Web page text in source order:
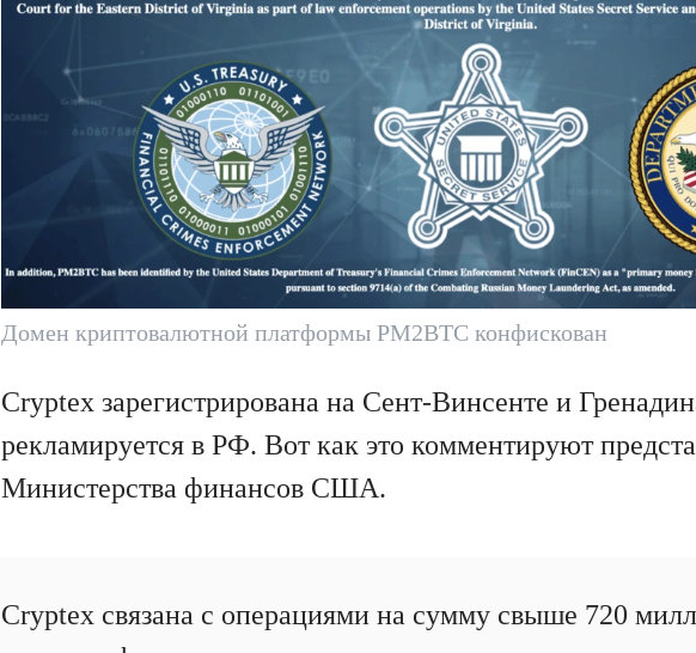
Домен криптовалютной платформы PM2BTC конфискован
Cryptex зарегистрирована на Сент-Винсенте и
рекламируется в РФ. Вот как это комментируют
Министерства финансов США.
Cryptex связана с операциями на сумму свыше 720